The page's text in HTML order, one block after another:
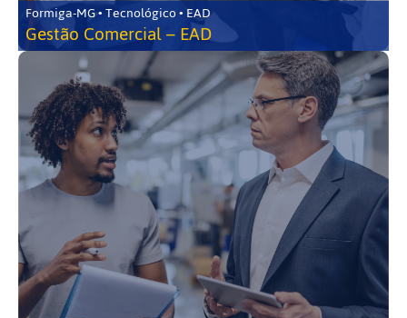
Formiga-MG • Tecnológico • EAD
Gestão Comercial – EAD